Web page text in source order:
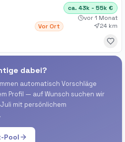
Vor Ort
ca. 43k - 55k €
vor 1 Monat
24 km
dabei?
automatisch Vorschläge
Profil — auf Wunsch suchen wir
mit persönlichem
Pool